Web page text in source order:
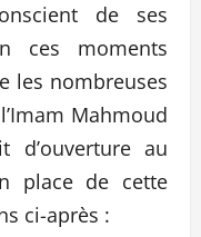
de ses
ces moments
les nombreuses
Mahmoud
d’ouverture au
place de cette
ci-après :